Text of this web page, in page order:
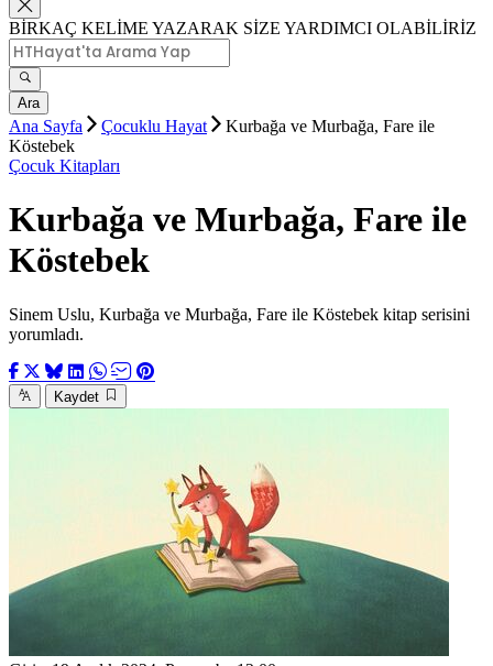
BİRKAÇ KELİME YAZARAK SİZE YARDIMCI OLABİLİRİZ
Ara
Ana Sayfa Çocuklu Hayat
Kurbağa ve Murbağa, Fare ile
Köstebek
Çocuk Kitapları
Kurbağa ve Murbağa, Fare ile
Köstebek
Sinem Uslu, Kurbağa ve Murbağa, Fare ile Köstebek kitap serisini
yorumladı.
Kaydet